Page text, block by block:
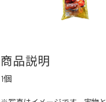
商品説明
1個